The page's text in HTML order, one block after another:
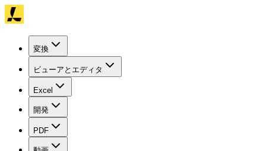
変換
ビューアとエディタ
Excel
開発
PDF